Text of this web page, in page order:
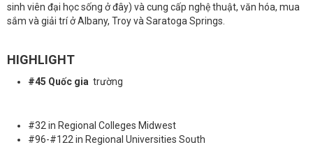
sinh viên đại học sống ở đây) và cung cấp nghệ thuật, văn hóa, mua
sắm và giải trí ở Albany, Troy và Saratoga Springs.
HIGHLIGHT
#45 Quốc gia trường
#32 in Regional Colleges Midwest
#96-#122 in Regional Universities South